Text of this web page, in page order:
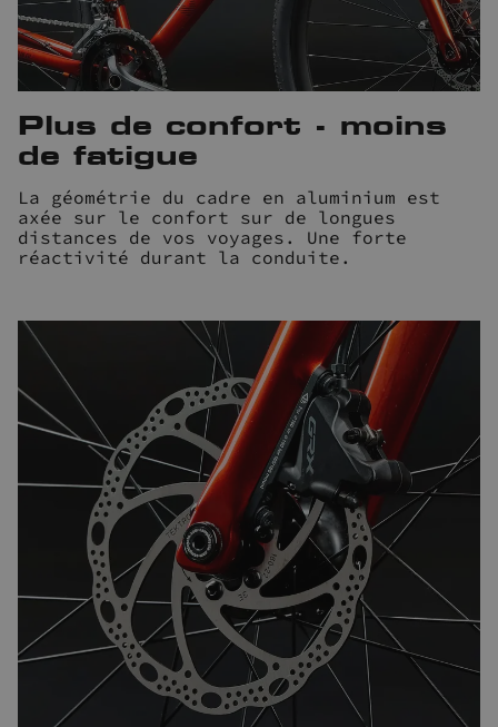
Plus de confort - moins
de fatigue
La géométrie du cadre en aluminium est
axée sur le confort sur de longues
distances de vos voyages. Une forte
réactivité durant la conduite.